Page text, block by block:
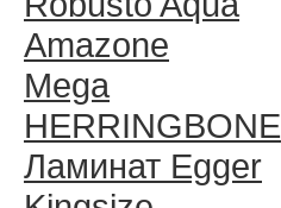
Amazone
Mega
HERRINGBONE
Ламинат Egger